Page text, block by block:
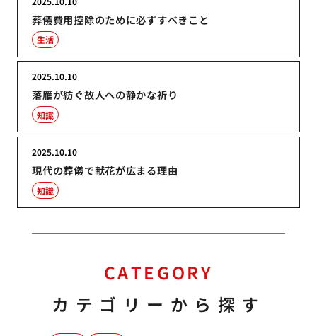
葬儀費用控除のために必ずすべきこと
生活
落雁が紡ぐ故人への静かな祈り
2025.10.10
知識
現代の葬儀で献花が広まる理由
2025.10.10
知識
CATEGORY
カテゴリーから探す